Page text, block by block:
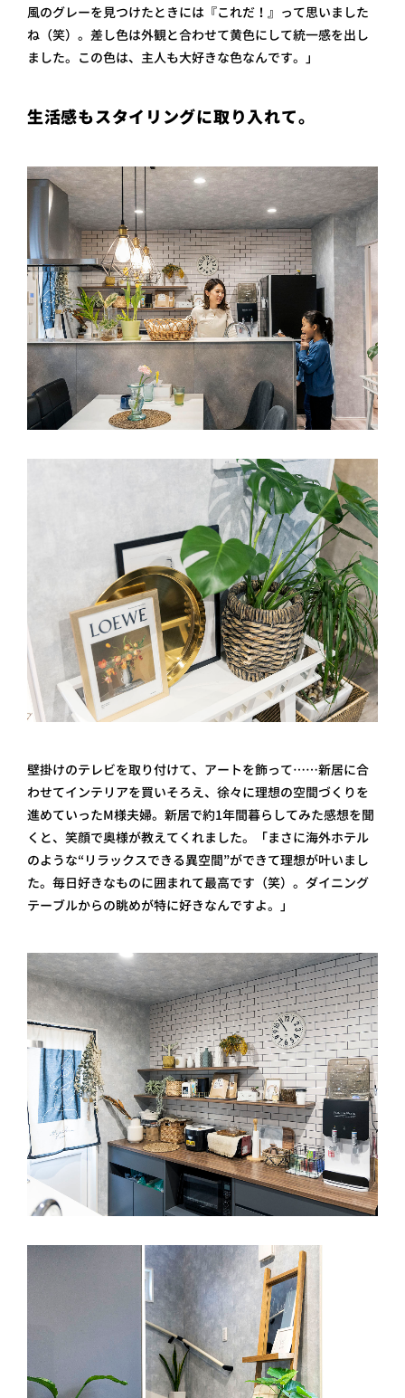
風のグレーを見つけたときには『これだ！』って思いました
ね（笑）。差し色は外観と合わせて黄色にして統一感を出し
ました。この色は、主人も大好きな色なんです。」
生活感もスタイリングに取り入れて。
壁掛けのテレビを取り付けて、アートを飾って……新居に合
わせてインテリアを買いそろえ、徐々に理想の空間づくりを
進めていったM様夫婦。新居で約1年間暮らしてみた感想を聞
くと、笑顔で奥様が教えてくれました。「まさに海外ホテル
のような“リラックスできる異空間”ができて理想が叶いまし
た。毎日好きなものに囲まれて最高です（笑）。ダイニング
テーブルからの眺めが特に好きなんですよ。」